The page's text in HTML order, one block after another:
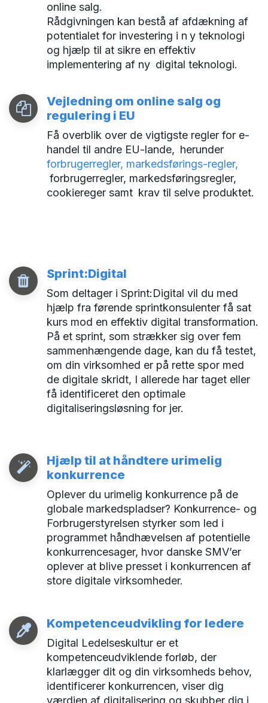
online salg.
Rådgivningen kan bestå af afdækning af
potentialet for investering i n y teknologi
og hjælp til at sikre en effektiv
implementering af ny digital teknologi.
Vejledning om online salg og
regulering i EU
Få overblik over de vigtigste regler for e-
handel til andre EU-lande, herunder
forbrugerregler, markedsførings-regler,
forbrugerregler, markedsføringsregler,
cookiereger samt krav til selve produktet.
Sprint:Digital
Som deltager i Sprint:Digital vil du med
hjælp fra førende sprintkonsulenter få sat
kurs mod en effektiv digital transformation.
På et sprint, som strækker sig over fem
sammenhængende dage, kan du få testet,
om din virksomhed er på rette spor med
de digitale skridt, I allerede har taget eller
få identificeret den optimale
digitaliseringsløsning for jer.
Hjælp til at håndtere urimelig
konkurrence
Oplever du urimelig konkurrence på de
globale markedspladser? Konkurrence- og
Forbrugerstyrelsen styrker som led i
programmet håndhævelsen af potentielle
konkurrencesager, hvor danske SMV’er
oplever at blive presset i konkurrencen af
store digitale virksomheder.
Kompetenceudvikling for ledere
Digital Ledelseskultur er et
kompetenceudviklende forløb, der
klarlægger dit og din virksomheds behov,
identificerer konkurrencen, viser dig